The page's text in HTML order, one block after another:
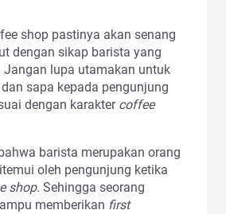
shop pastinya akan senang
dengan sikap barista yang
Jangan lupa utamakan untuk
sapa kepada pengunjung
dengan karakter coffee
barista merupakan orang
oleh pengunjung ketika
shop. Sehingga seorang
memberikan first